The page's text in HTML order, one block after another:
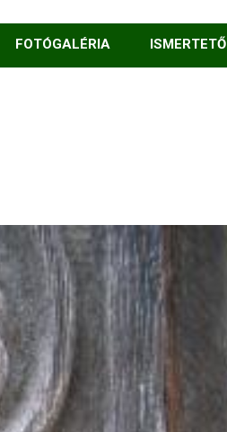
FOTÓGALÉRIA ISMERTETŐ